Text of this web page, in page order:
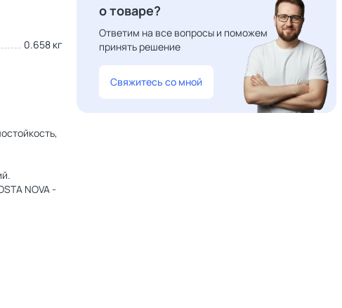
0.658 кг
NOVA -
о товаре?
Ответим на все вопросы и поможем
принять решение
Свяжитесь со мной